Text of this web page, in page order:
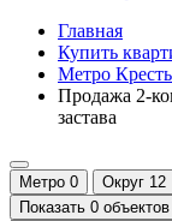
Главная
Купить
Метро
Продажа 2-
застава
Метро 0 Округ 12
Показать 0 объектов